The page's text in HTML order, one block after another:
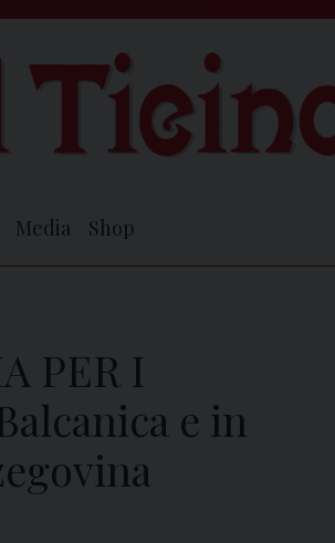
Media Shop
PER I
e in